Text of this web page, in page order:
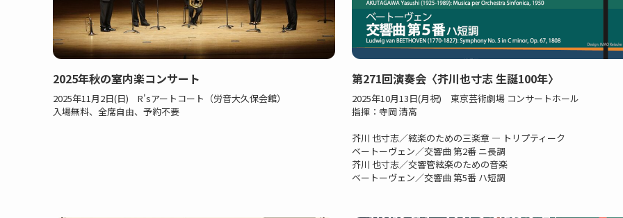
2025年秋の室内楽コンサート
2025年11月2日(日) R'sアートコート（労音大久保会館）
入場無料、全席自由、予約不要
第271回演奏会〈芥川也寸志 生誕100年〉
2025年10月13日(月祝) 東京芸術劇場 コンサートホール
指揮：寺岡 清高
芥川 也寸志／絃楽のための三楽章 ― トリプティーク
ベートーヴェン／交響曲 第2番 ニ長調
芥川 也寸志／交響管絃楽のための音楽
ベートーヴェン／交響曲 第5番 ハ短調